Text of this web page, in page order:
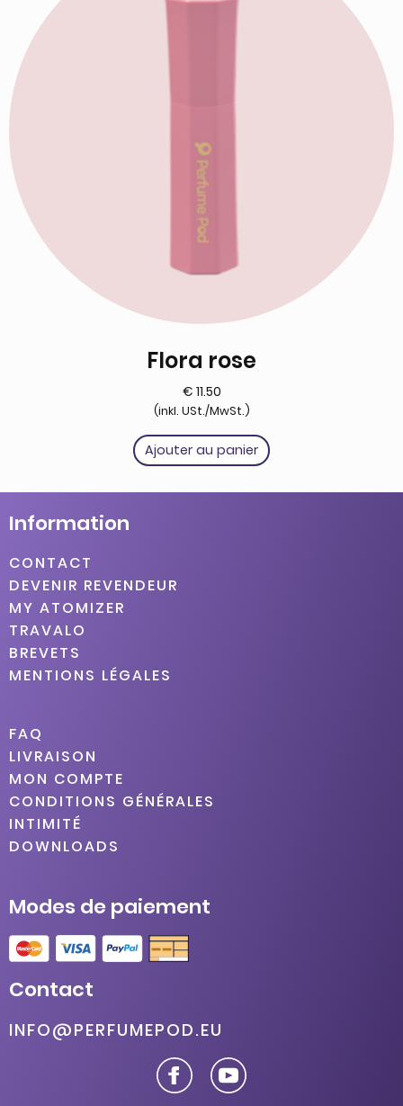
Flora rose
€ 11.50
(inkl. USt./MwSt.)
Ajouter au panier
Information
CONTACT
DEVENIR REVENDEUR
MY ATOMIZER
TRAVALO
BREVETS
MENTIONS LÉGALES
FAQ
LIVRAISON
MON COMPTE
CONDITIONS GÉNÉRALES
INTIMITÉ
DOWNLOADS
Modes de paiement
Contact
INFO@PERFUMEPOD.EU